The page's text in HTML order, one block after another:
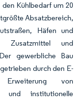
Kühlbedarf um 20
Absatzbereich,
Häfen und
Zusatzmittel und
gewerbliche Bau
durch den E-
von
und institutionelle